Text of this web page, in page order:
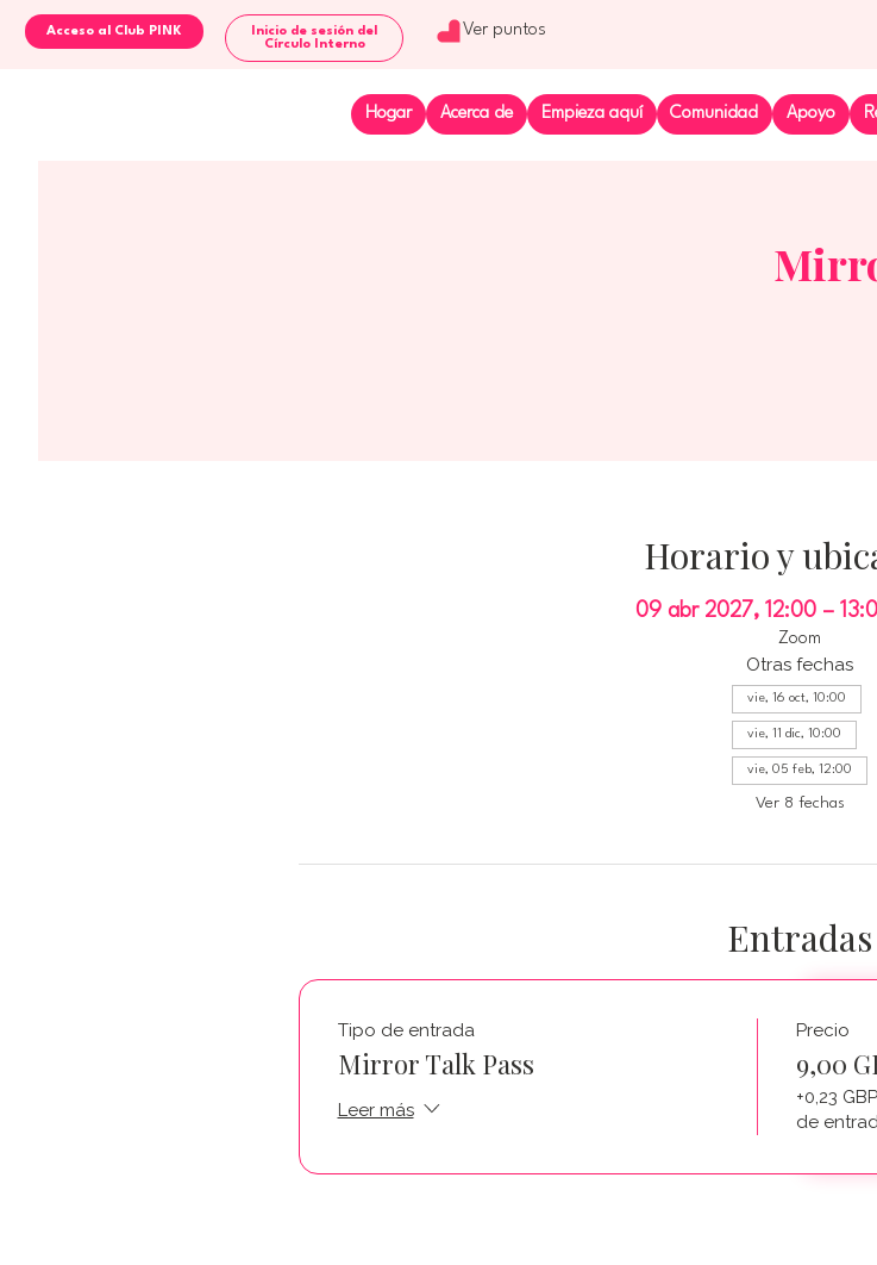
Hogar Acerca de Empieza aquí Comunidad Apoyo
Inicio de sesión del
Círculo Interno
Ver puntos
Horario y
09 abr 2027, 12:00 –
Zoom
Otras fechas
vie, 16 oct, 10:00
vie, 11 dic, 10:00
vie, 05 feb, 12:00
Ver 8 fechas
Entradas
Tipo de entrada
Mirror Talk Pass
Leer más
Precio
9,00
+0,23
de